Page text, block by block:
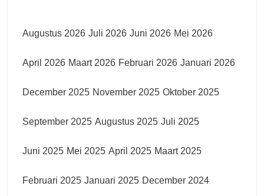
Augustus 2026 Juli 2026 Juni 2026 Mei 2026
April 2026 Maart 2026 Februari 2026 Januari 2026
December 2025 November 2025 Oktober 2025
September 2025 Augustus 2025 Juli 2025
Juni 2025 Mei 2025 April 2025 Maart 2025
Februari 2025 Januari 2025 December 2024